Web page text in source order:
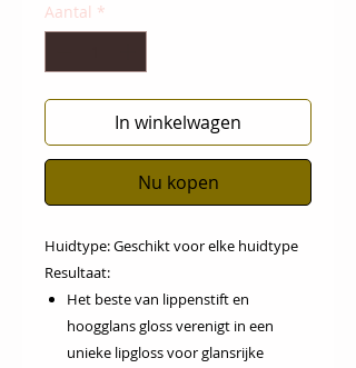
Aantal *
In winkelwagen
Nu kopen
Huidtype:Geschikt voor elke huidtype
Resultaat:
Het beste van lippenstift en
hoogglans gloss verenigt in een
unieke lipgloss voor glansrijke